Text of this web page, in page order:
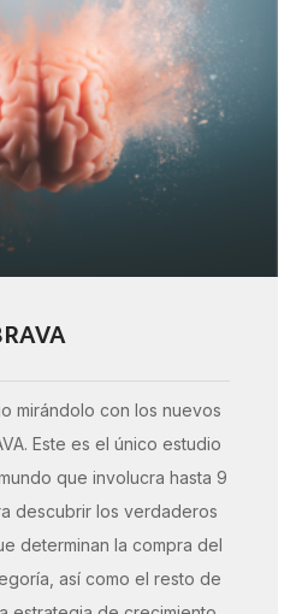
mirándolo con los nuevos
Este es el único estudio
que involucra hasta 9
descubrir los verdaderos
determinan la compra del
así como el resto de